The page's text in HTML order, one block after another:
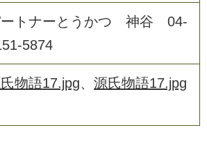
トナーとうかつ 神谷 04-
5874
物語17.jpg、 源氏物語17.jpg